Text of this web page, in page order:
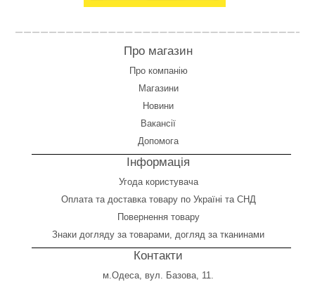
Про магазин
Про компанію
Магазини
Новини
Вакансії
Допомога
Інформація
Угода користувача
Оплата та доставка товару по Україні та СНД
Повернення товару
Знаки догляду за товарами, догляд за тканинами
Контакти
м.Одеса, вул. Базова, 11.